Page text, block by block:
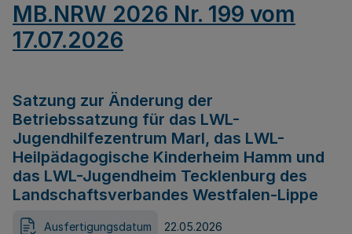
MB.NRW 2026 Nr. 199 vom
17.07.2026
Satzung zur Änderung der
Betriebssatzung für das LWL-
Jugendhilfezentrum Marl, das LWL-
Heilpädagogische Kinderheim Hamm und
das LWL-Jugendheim Tecklenburg des
Landschaftsverbandes Westfalen-Lippe
Ausfertigungsdatum 22.05.2026